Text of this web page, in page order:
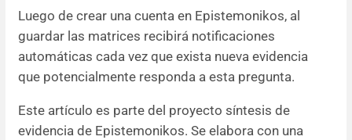
Luego de crear una cuenta en Epistemonikos, al
guardar las matrices recibirá notificaciones
automáticas cada vez que exista nueva evidencia
que potencialmente responda a esta pregunta.
Este artículo es parte del proyecto síntesis de
evidencia de Epistemonikos. Se elabora con una